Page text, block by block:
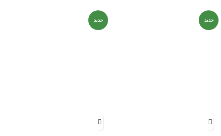
جدید جدید